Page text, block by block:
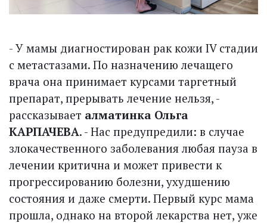
- У мамы диагностирован рак кожи IV стадии
с метастазами. По назначению лечащего
врача она принимает курсами таргетный
препарат, прерывать лечение нельзя, -
рассказывает алматинка Ольга
КАРПАЧЕВА. - Нас предупредили: в случае
злокачественного заболевания любая пауза в
лечении критична и может привести к
прогрессированию болезни, ухудшению
состояния и даже смерти. Первый курс мама
прошла, однако на второй лекарства нет, уже